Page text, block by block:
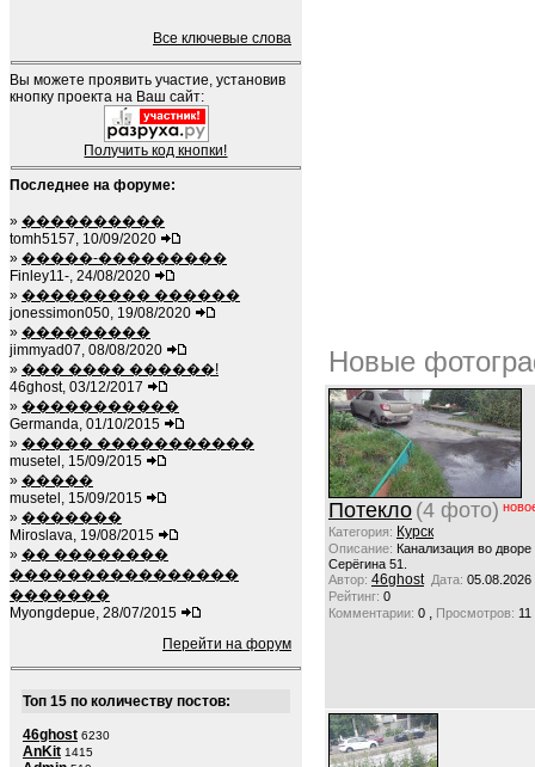
Все ключевые слова
Вы можете проявить участие, установив
кнопку проекта на Ваш сайт:
Получить код кнопки!
Последнее на форуме:
» ����������
tomh5157, 10/09/2020
» �����-���������
Finley11-, 24/08/2020
» ��������� ������
jonessimon050, 19/08/2020
» ���������
jimmyad07, 08/08/2020
» ��� ���� ������!
46ghost, 03/12/2017
» �����������
Germanda, 01/10/2015
» ����� �����������
musetel, 15/09/2015
» �����
musetel, 15/09/2015
» �������
Miroslava, 19/08/2015
» �� ��������
����������������
�������
Myongdepue, 28/07/2015
Перейти на форум
Топ 15 по количеству постов:
46ghost 6230
AnKit 1415
Новые
Потекло (4 фото)
Категория: Курск
Описание: Канализация во
Серёгина 51.
Автор: 46ghost Дата: 05.08.2026
Рейтинг: 0
Комментарии: 0 , Просмотров: 11